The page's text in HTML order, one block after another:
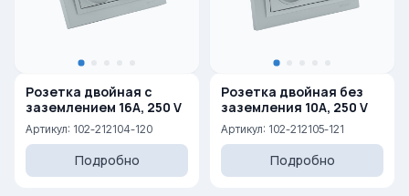
Розетка двойная с
заземлением 16A, 250 V
Артикул: 102-212104-120
Подробно
Розетка двойная без
заземления 10A, 250 V
Артикул: 102-212105-121
Подробно